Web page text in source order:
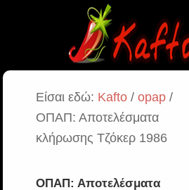
Είσαι εδώ: Kafto/ opap/
ΟΠΑΠ: Αποτελέσματα
κλήρωσης Τζόκερ 1986
ΟΠΑΠ: Αποτελέσματα